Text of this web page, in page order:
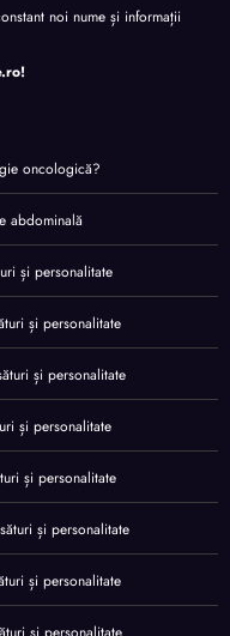
noi nume și informații
!
oncologică?
abdominală
și personalitate
și personalitate
și personalitate
și personalitate
și personalitate
și personalitate
și personalitate